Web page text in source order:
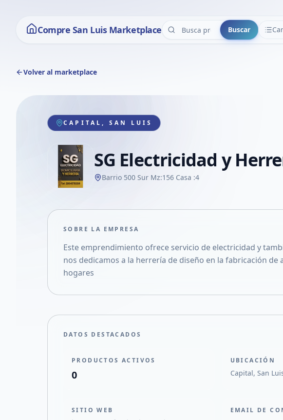
Compre San Luis Marketplace Buscar
Volver al marketplace
CAPITAL, SAN LUIS
SG Electricidad y
Barrio 500 Sur Mz:156 Casa :4
SOBRE LA EMPRESA
Este emprendimiento ofrece servicio de electricidad y
nos dedicamos a la herrería de diseño en la fabricación de
hogares
DATOS DESTACADOS
PRODUCTOS ACTIVOS
0
UBICACIÓN
Capital, San
SITIO WEB EMAIL DE